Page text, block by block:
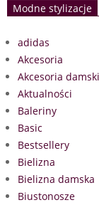
Modne stylizacje
adidas
Akcesoria
Akcesoria
Aktualności
Baleriny
Basic
Bestsellery
Bielizna
Bielizna damska
Biustonosze